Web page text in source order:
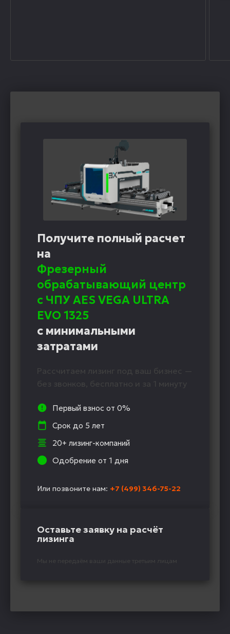
Получите полный расчет
на
Фрезерный
обрабатывающий центр
с ЧПУ AES VEGA ULTRA
EVO 1325
с минимальными
затратами
Рассчитаем лизинг под ваш бизнес —
без звонков, бесплатно и за 1 минуту
Первый взнос от 0%
Срок до 5 лет
20+ лизинг-компаний
Одобрение от 1 дня
Или позвоните нам: +7 (499) 346-75-22
Оставьте заявку на расчёт
лизинга
Мы не передаём ваши данные третьим лицам